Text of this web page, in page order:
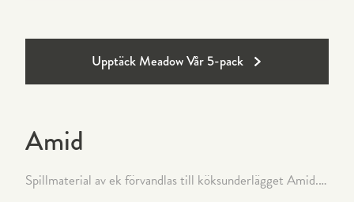
Upptäck Meadow Vår 5-pack
Amid
Spillmaterial av ek förvandlas till köksunderlägget Amid. Lätt att bredda eller minska ned. Leveranstid: 2-5 dagar.